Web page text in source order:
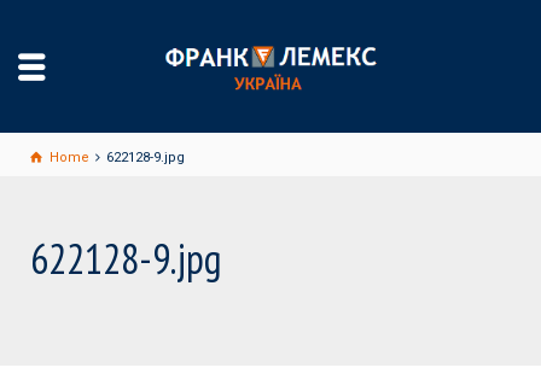
Home 622128-9.jpg
622128-9.jpg